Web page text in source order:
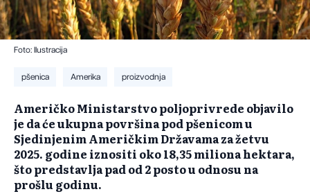
Foto: Ilustracija
pšenica Amerika proizvodnja
Američko Ministarstvo poljoprivrede objavilo
je da će ukupna površina pod pšenicom u
Sjedinjenim Američkim Državama za žetvu
2025. godine iznositi oko 18,35 miliona hektara,
što predstavlja pad od 2 posto u odnosu na
prošlu godinu.